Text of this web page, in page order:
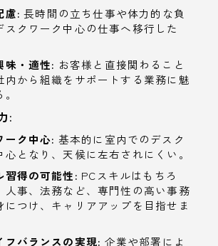
慮: 長時間の立ち仕事や体力的な負
スクワーク中心の仕事へ移行した
味・適性: お客様と直接関わること
内から組織をサポートする業務に魅
:
ーク中心: 基本的に室内でのデスク
心となり、天候に左右されにくい。
習得の可能性: PCスキルはもちろ
人事、法務など、専門性の高い事務
につけ、キャリアアップを目指せま
フバランスの実現: 企業や部署によ